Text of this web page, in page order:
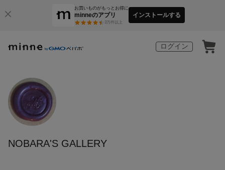
お買いものがもっとお得に
minneのアプリ
3万件以上
インストールする
ログイン
NOBARA'S GALLERY